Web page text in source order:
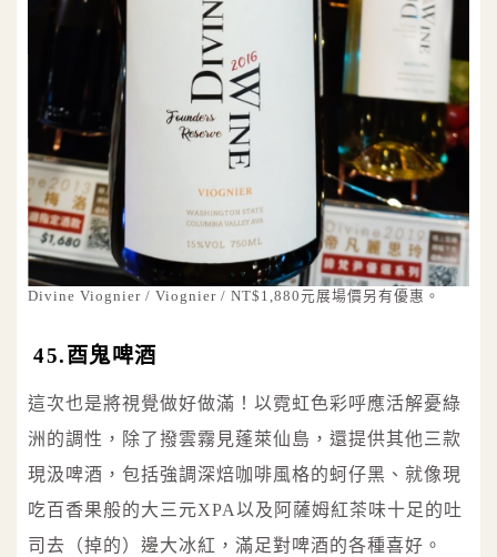
Divine Viognier / Viognier / NT$1,880元展場價另有優惠。
45.酉鬼啤酒
這次也是將視覺做好做滿！以霓虹色彩呼應活解憂綠
洲的調性，除了撥雲霧見蓬萊仙島，還提供其他三款
現汲啤酒，包括強調深焙咖啡風格的蚵仔黑、就像現
吃百香果般的大三元XPA以及阿薩姆紅茶味十足的吐
司去（掉的）邊大冰紅，滿足對啤酒的各種喜好。